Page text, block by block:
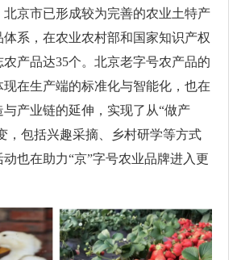
北京市已形成较为完善的农业土特产
系，在农业农村部和国家知识产权
产品达35个。北京老字号农产品的
在生产端的标准化与智能化，也在
产业链的延伸，实现了从“做产
，包括兴趣采摘、乡村研学等方式
也在助力“京”字号农业品牌进入更